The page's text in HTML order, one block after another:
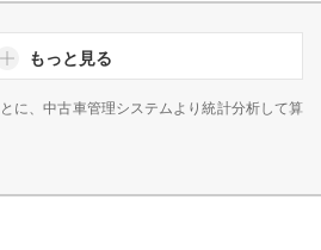
もっと見る
に、中古車管理システムより統計分析して算